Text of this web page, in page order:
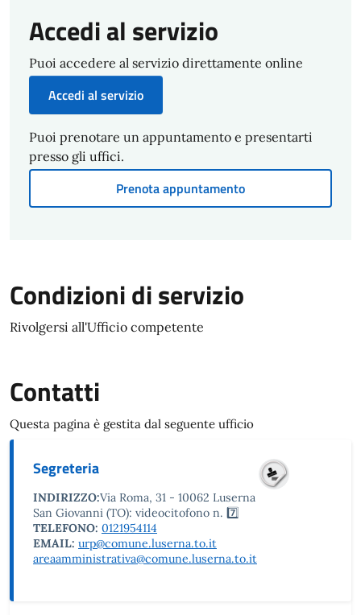
Accedi al servizio
Puoi accedere al servizio direttamente online
Accedi al servizio
Puoi prenotare un appuntamento e presentarti
presso gli uffici.
Prenota appuntamento
Condizioni di servizio
Rivolgersi all'Ufficio competente
Contatti
Questa pagina è gestita dal seguente ufficio
Segreteria
INDIRIZZO:Via Roma, 31 - 10062 Luserna
San Giovanni (TO): videocitofono n. 7️⃣
TELEFONO: 0121954114
EMAIL: urp@comune.luserna.to.it
areaamministrativa@comune.luserna.to.it